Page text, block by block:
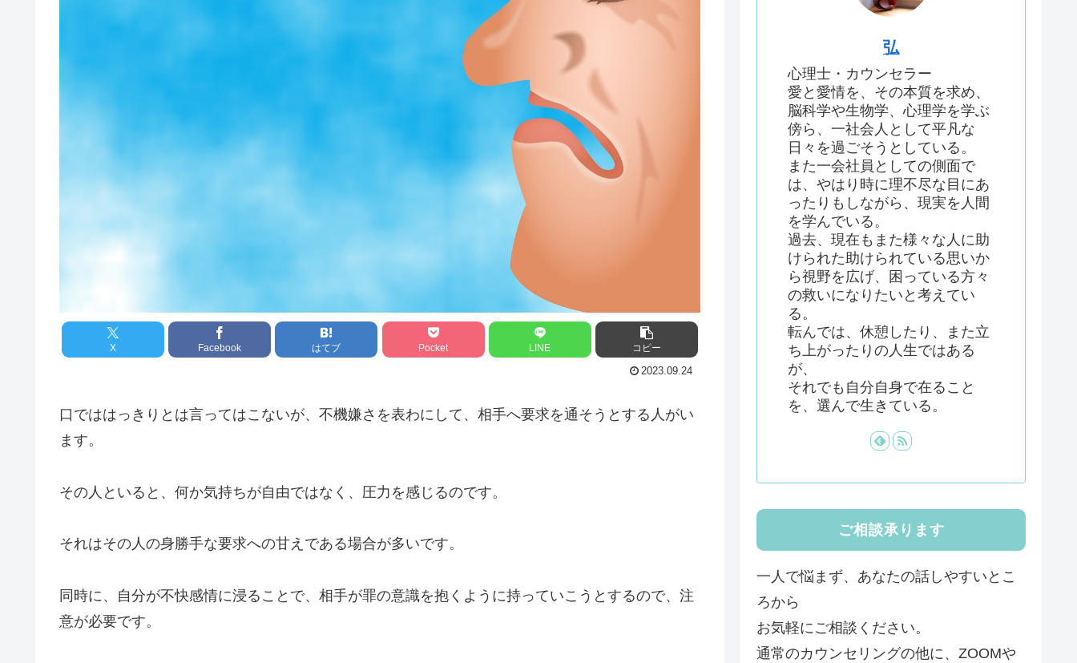
X Facebook はてブ Pocket LINE コピー
2023.09.24
口でははっきりとは言ってはこないが、不機嫌さを表わにして、相手へ要求を通そうとする人がい
ます。
その人といると、何か気持ちが自由ではなく、圧力を感じるのです。
それはその人の身勝手な要求への甘えである場合が多いです。
同時に、自分が不快感情に浸ることで、相手が罪の意識を抱くように持っていこうとするので、注
意が必要です。
弘
心理士・カウンセラー
愛と愛情を、その本質を求め、
脳科学や生物学、心理学を学ぶ
傍ら、一社会人として平凡な
日々を過ごそうとしている。
また一会社員としての側面で
は、やはり時に理不尽な目にあ
ったりもしながら、現実を人間
を学んでいる。
過去、現在もまた様々な人に助
けられた助けられている思いか
ら視野を広げ、困っている方々
の救いになりたいと考えてい
る。
転んでは、休憩したり、また立
ち上がったりの人生ではある
が、
それでも自分自身で在ること
を、選んで生きている。
ご相談承ります
一人で悩まず、あなたの話しやすいとこ
ろから
お気軽にご相談ください。
通常のカウンセリングの他に、ZOOMや